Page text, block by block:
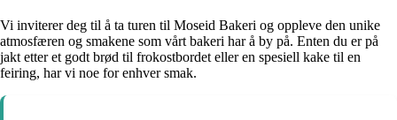
Vi inviterer deg til å ta turen til Moseid Bakeri og oppleve den unike
atmosfæren og smakene som vårt bakeri har å by på. Enten du er på
jakt etter et godt brød til frokostbordet eller en spesiell kake til en
feiring, har vi noe for enhver smak.